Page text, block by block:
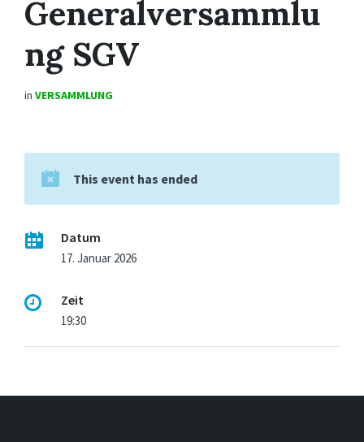
Generalversammlu
ng SGV
in VERSAMMLUNG
This event has ended
Datum
17. Januar 2026
Zeit
19:30